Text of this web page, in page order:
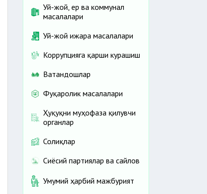
Уй-жой, ер ва коммунал
масалалари
Уй-жой ижара масалалари
Коррупцияга қарши курашиш
Ватандошлар
Фуқаролик масалалари
Ҳуқуқни муҳофаза қилувчи
органлар
Солиқлар
Сиёсий партиялар ва сайлов
Умумий ҳарбий мажбурият